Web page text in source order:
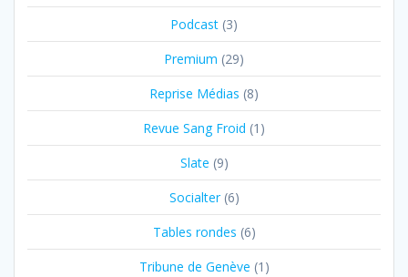
Podcast (3)
Premium (29)
Reprise Médias (8)
Revue Sang Froid (1)
Slate (9)
Socialter(6)
Tables rondes (6)
Tribune de Genève (1)